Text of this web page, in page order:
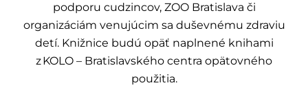
podporu cudzincov, ZOO Bratislava či
organizáciám venujúcim sa duševnému zdraviu
detí. Knižnice budú opäť naplnené knihami
z KOLO – Bratislavského centra opätovného
použitia.